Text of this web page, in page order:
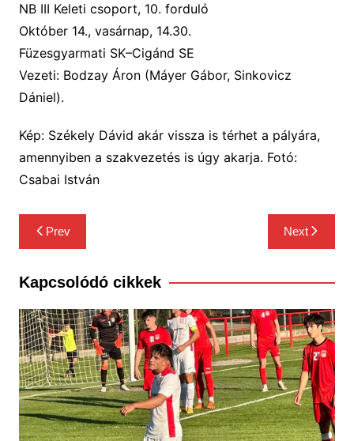
NB III Keleti csoport, 10. forduló
Október 14., vasárnap, 14.30.
Füzesgyarmati SK–Cigánd SE
Vezeti: Bodzay Áron (Máyer Gábor, Sinkovicz
Dániel).
Kép: Székely Dávid akár vissza is térhet a pályára,
amennyiben a szakvezetés is úgy akarja. Fotó:
Csabai István
Bejegyzés
navigáció
Prev Next
Kapcsolódó cikkek